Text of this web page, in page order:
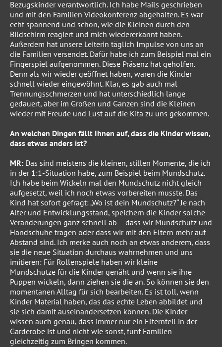
Bezugskinder verantwortlich. Ich habe Mails geschrieben
und mit den Familien Videokonferenz abgehalten. Es war
echt spannend und schön, wie die Kleinen durch den
Bildschirm reagiert und mich wiedererkannt haben.
Außerdem hat unsere Leiterin täglich Impulse von uns an
die Familien versendet. Dafür habe ich zum Beispiel mal ein
Fingerspiel aufgenommen. Diese Präsenz hat geholfen.
Denn als wir wieder geöffnet haben, waren die Kinder
schnell wieder eingewöhnt. Klar, es gab auch mal
Trennungsschmerzen und hat unterschiedlich lange
gedauert, aber im Großen und Ganzen sind die Kleinen
wieder mit Freude und Lust auf die Kita zu uns gekommen.
An welchen Dingen fällt Ihnen auf, dass die Kinder wissen,
dass etwas anders ist?
MR: Das sind meistens die kleinen, stillen Momente, die ich
in der 1:1-Situation habe, zum Beispiel beim Mundschutz.
Ich habe beim Wickeln mal den Mundschutz nicht gleich
aufgesetzt, weil ich noch etwas vorbereiten musste. Das
Kind hat sofort gefragt: „Wo ist dein Mundschutz?“ Je nach
Alter und Entwicklungsstand, speichern die Kinder solche
Veränderungen ganz schnell ab – dass wir Mundschutz und
Handschuhe tragen oder dass wir mit den Eltern mehr auf
Abstand sind. Ich merke auch noch an etwas anderem, dass
sie die neue Situation durchaus wahrnehmen und uns
imitieren: Für Rollenspiele haben wir kleine
Mundschutze für die Kinder genäht und wenn sie ihre
Puppen wickeln, dann ziehen sie die an. So können sie den
momentanen Alltag für sich bearbeiten. Es ist toll, wenn
Kinder Material haben, das das echte Leben abbildet und
sie sich damit auseinandersetzen können. Die Kinder
wissen auch genau, dass immer nur ein Elternteil in der
Garderobe ist und nicht wie sonst, fünf Familien
gleichzeitig zum Bringen kommen.